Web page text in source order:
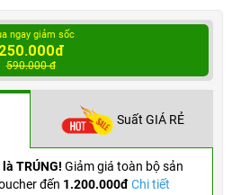
ngay giảm sốc
250.000đ
590.000 đ
Suất GIÁ RẺ
TRÚNG! Giảm giá toàn bộ sản
đến 1.200.000đChi tiết